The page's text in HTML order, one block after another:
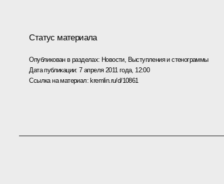
Статус материала
Опубликован в разделах: Новости, Выступления и стенограммы
Дата публикации:7 апреля 2011 года, 12:00
Ссылка на материал: kremlin.ru/d/10861